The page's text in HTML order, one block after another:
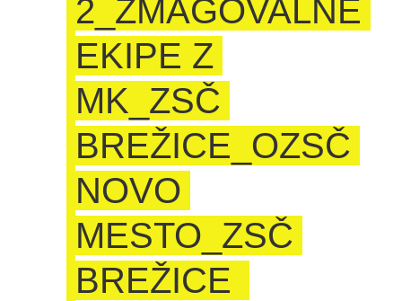
2_ZMAGOVALNE
EKIPE Z
MK_ZSČ
BREŽICE_OZSČ
NOVO
MESTO_ZSČ
BREŽICE